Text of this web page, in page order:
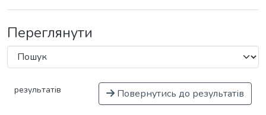
Переглянути
результатів Повернутись до результатів